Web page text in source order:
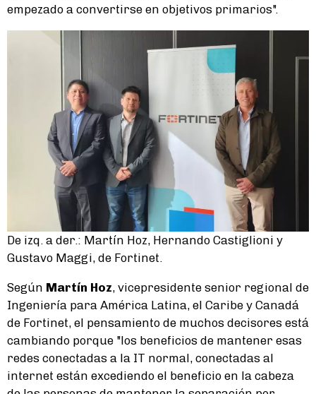
empezado a convertirse en objetivos primarios".
De izq. a der.: Martín Hoz, Hernando Castiglioni y
Gustavo Maggi, de Fortinet.
Según Martín Hoz, vicepresidente senior regional de
Ingeniería para América Latina, el Caribe y Canadá
de Fortinet, el pensamiento de muchos decisores está
cambiando porque "los beneficios de mantener esas
redes conectadas a la IT normal, conectadas al
internet están excediendo el beneficio en la cabeza